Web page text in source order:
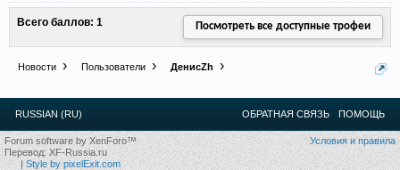
Прошедшие встречи клуба:1.2.3.4.5.6.7.8.9.10.11.
12.13.14.15. 20.21.22.23.24.
Ближайшие мероприятия: 16 Августа 2026 года, 11
Всего баллов: 1 Посмотреть все доступные трофеи
Новости Пользователи ДенисZh
RUSSIAN (RU) ОБРАТНАЯ СВЯЗЬ ПОМОЩЬ
Условия и правила
Forum software by XenForo™
Перевод:XF-Russia.ru
|Style by pixelExit.com